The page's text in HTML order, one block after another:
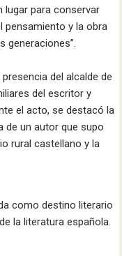
lugar para conservar
pensamiento y la obra
generaciones”.​
del alcalde de
del escritor y
el acto, se destacó la
de un autor que supo
rural castellano y la
como destino literario
la literatura española.